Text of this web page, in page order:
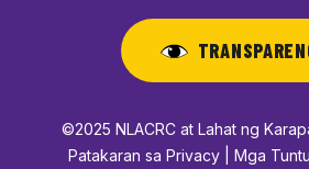
©2025 NLACRC at Lahat ng
Patakaran sa Privacy | Mga